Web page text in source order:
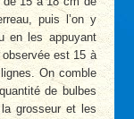
puis l’on y
en les appuyant
est 15 à
On comble
de bulbes
grosseur et les